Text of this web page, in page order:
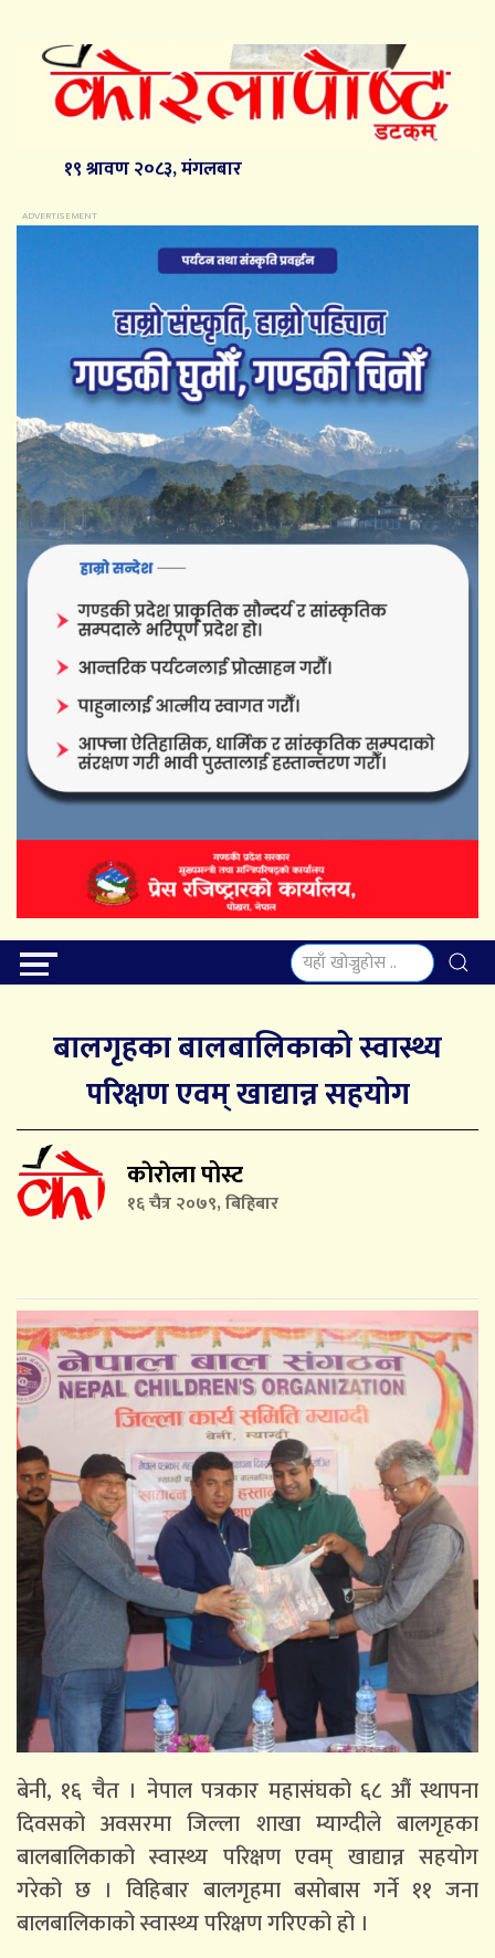
१९ श्रावण २०८३, मंगलबार
बालगृहका बालबालिकाको स्वास्थ्य
परिक्षण एवम् खाद्यान्न सहयोग
काेराेला पोस्ट
१६ चैत्र २०७९, बिहिबार
बेनी, १६ चैत । नेपाल पत्रकार महासंघको ६८ औं स्थापना
दिवसको अवसरमा जिल्ला शाखा म्याग्दीले बालगृहका
बालबालिकाको स्वास्थ्य परिक्षण एवम् खाद्यान्न सहयोग
गरेको छ । विहिबार बालगृहमा बसोबास गर्ने ११ जना
बालबालिकाको स्वास्थ्य परिक्षण गरिएको हो ।